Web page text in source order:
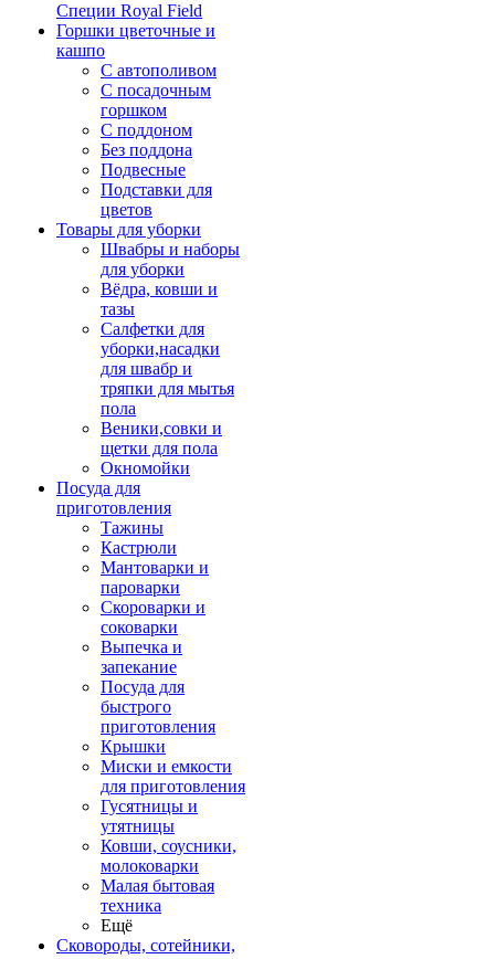
Специи Royal Field
Горшки цветочные и
кашпо
С автополивом
С посадочным
горшком
С поддоном
Без поддона
Подвесные
Подставки для
цветов
Товары для уборки
Швабры и наборы
для уборки
Вёдра, ковши и
тазы
Салфетки для
уборки,насадки
для швабр и
тряпки для мытья
пола
Веники,совки и
щетки для пола
Окномойки
Посуда для
приготовления
Тажины
Кастрюли
Мантоварки и
пароварки
Скороварки и
соковарки
Выпечка и
запекание
Посуда для
быстрого
приготовления
Крышки
Миски и емкости
для приготовления
Гусятницы и
утятницы
Ковши, соусники,
молоковарки
Малая бытовая
техника
Ещё
Сковороды, сотейники,